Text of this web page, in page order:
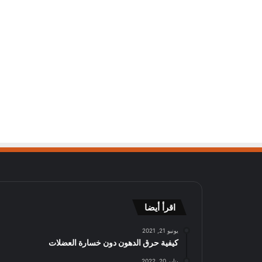
اقرأ أيضا
يونيو 21, 2021
كيفية حرق الدهون دون خسارة العضلات